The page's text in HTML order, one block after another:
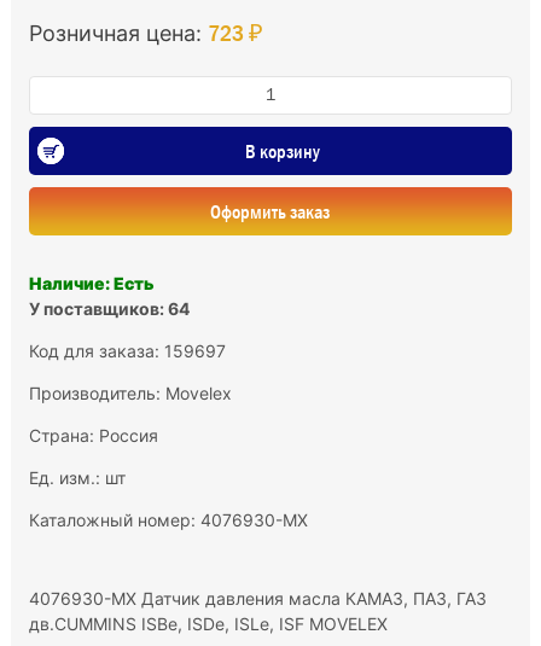
Розничная цена: 723 ₽
В корзину
Оформить заказ
Наличие: Есть
У поставщиков: 64
Код для заказа: 159697
Производитель: Movelex
Страна: Россия
Ед. изм.: шт
Каталожный номер: 4076930-MX
4076930-MX Датчик давления масла КАМАЗ, ПАЗ, ГАЗ
дв.CUMMINS ISBe, ISDe, ISLe, ISF MOVELEX